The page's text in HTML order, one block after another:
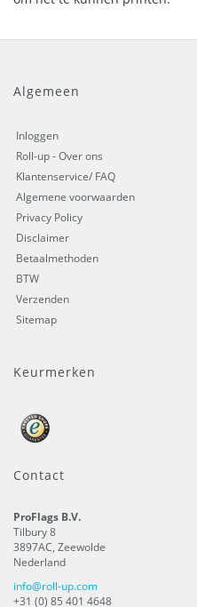
Algemeen
Inloggen
Roll-up - Over ons
Klantenservice/ FAQ
Algemene voorwaarden
Privacy Policy
Disclaimer
Betaalmethoden
BTW
Verzenden
Sitemap
Keurmerken
Contact
ProFlags B.V.
Tilbury 8
3897AC, Zeewolde
Nederland
info@roll-up.com
+31 (0) 85 401 4648